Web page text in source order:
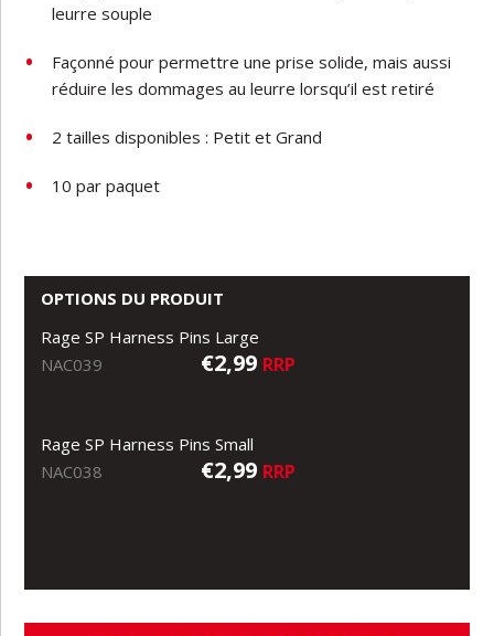
leurre souple
Façonné pour permettre une prise solide, mais aussi
réduire les dommages au leurre lorsqu’il est retiré
2 tailles disponibles : Petit et Grand
10 par paquet
OPTIONS DU PRODUIT
Rage SP Harness Pins Large
NAC039
€2,99 RRP
Rage SP Harness Pins Small
NAC038
€2,99 RRP